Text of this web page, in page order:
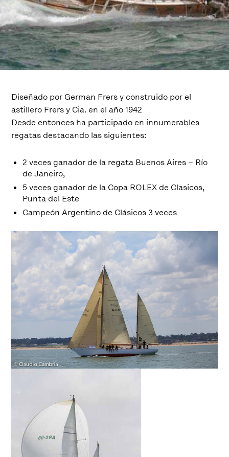
Diseñado por German Frers y construido por el
astillero Frers y Cia. en el año 1942
Desde entonces ha participado en innumerables
regatas destacando las siguientes:
2 veces ganador de la regata Buenos Aires – Río
de Janeiro,
5 veces ganador de la Copa ROLEX de Clasicos,
Punta del Este
Campeón Argentino de Clásicos 3 veces